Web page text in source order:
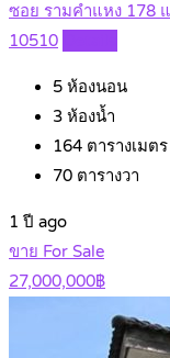
ซอย รามคำแหง 178
10510
5 ห้องนอน
3 ห้องน้ำ
164 ตารางเมตร
70 ตารางวา
1 ปี ago
ขาย For Sale
27,000,000฿